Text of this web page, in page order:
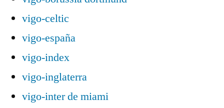
vigo-celtic
vigo-españa
vigo-index
vigo-inglaterra
vigo-inter de miami